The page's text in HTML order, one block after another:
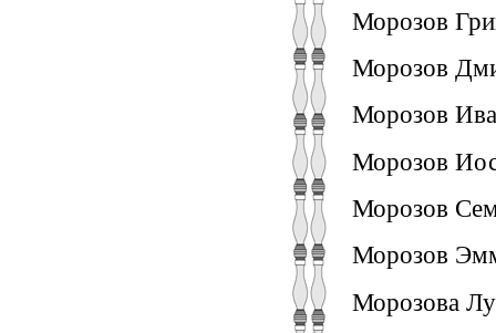
Морозов
Морозов
Морозов
Морозов
Морозов
Морозов
Морозова